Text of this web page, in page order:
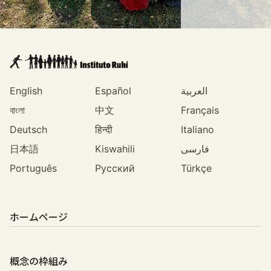
English Español
العربية
বাংলা
中文
Français
Deutsch
हिन्दी
Italiano
日本語
Kiswahili
فارسی
Português
Русский Türkçe
ホームページ
概念の枠組み